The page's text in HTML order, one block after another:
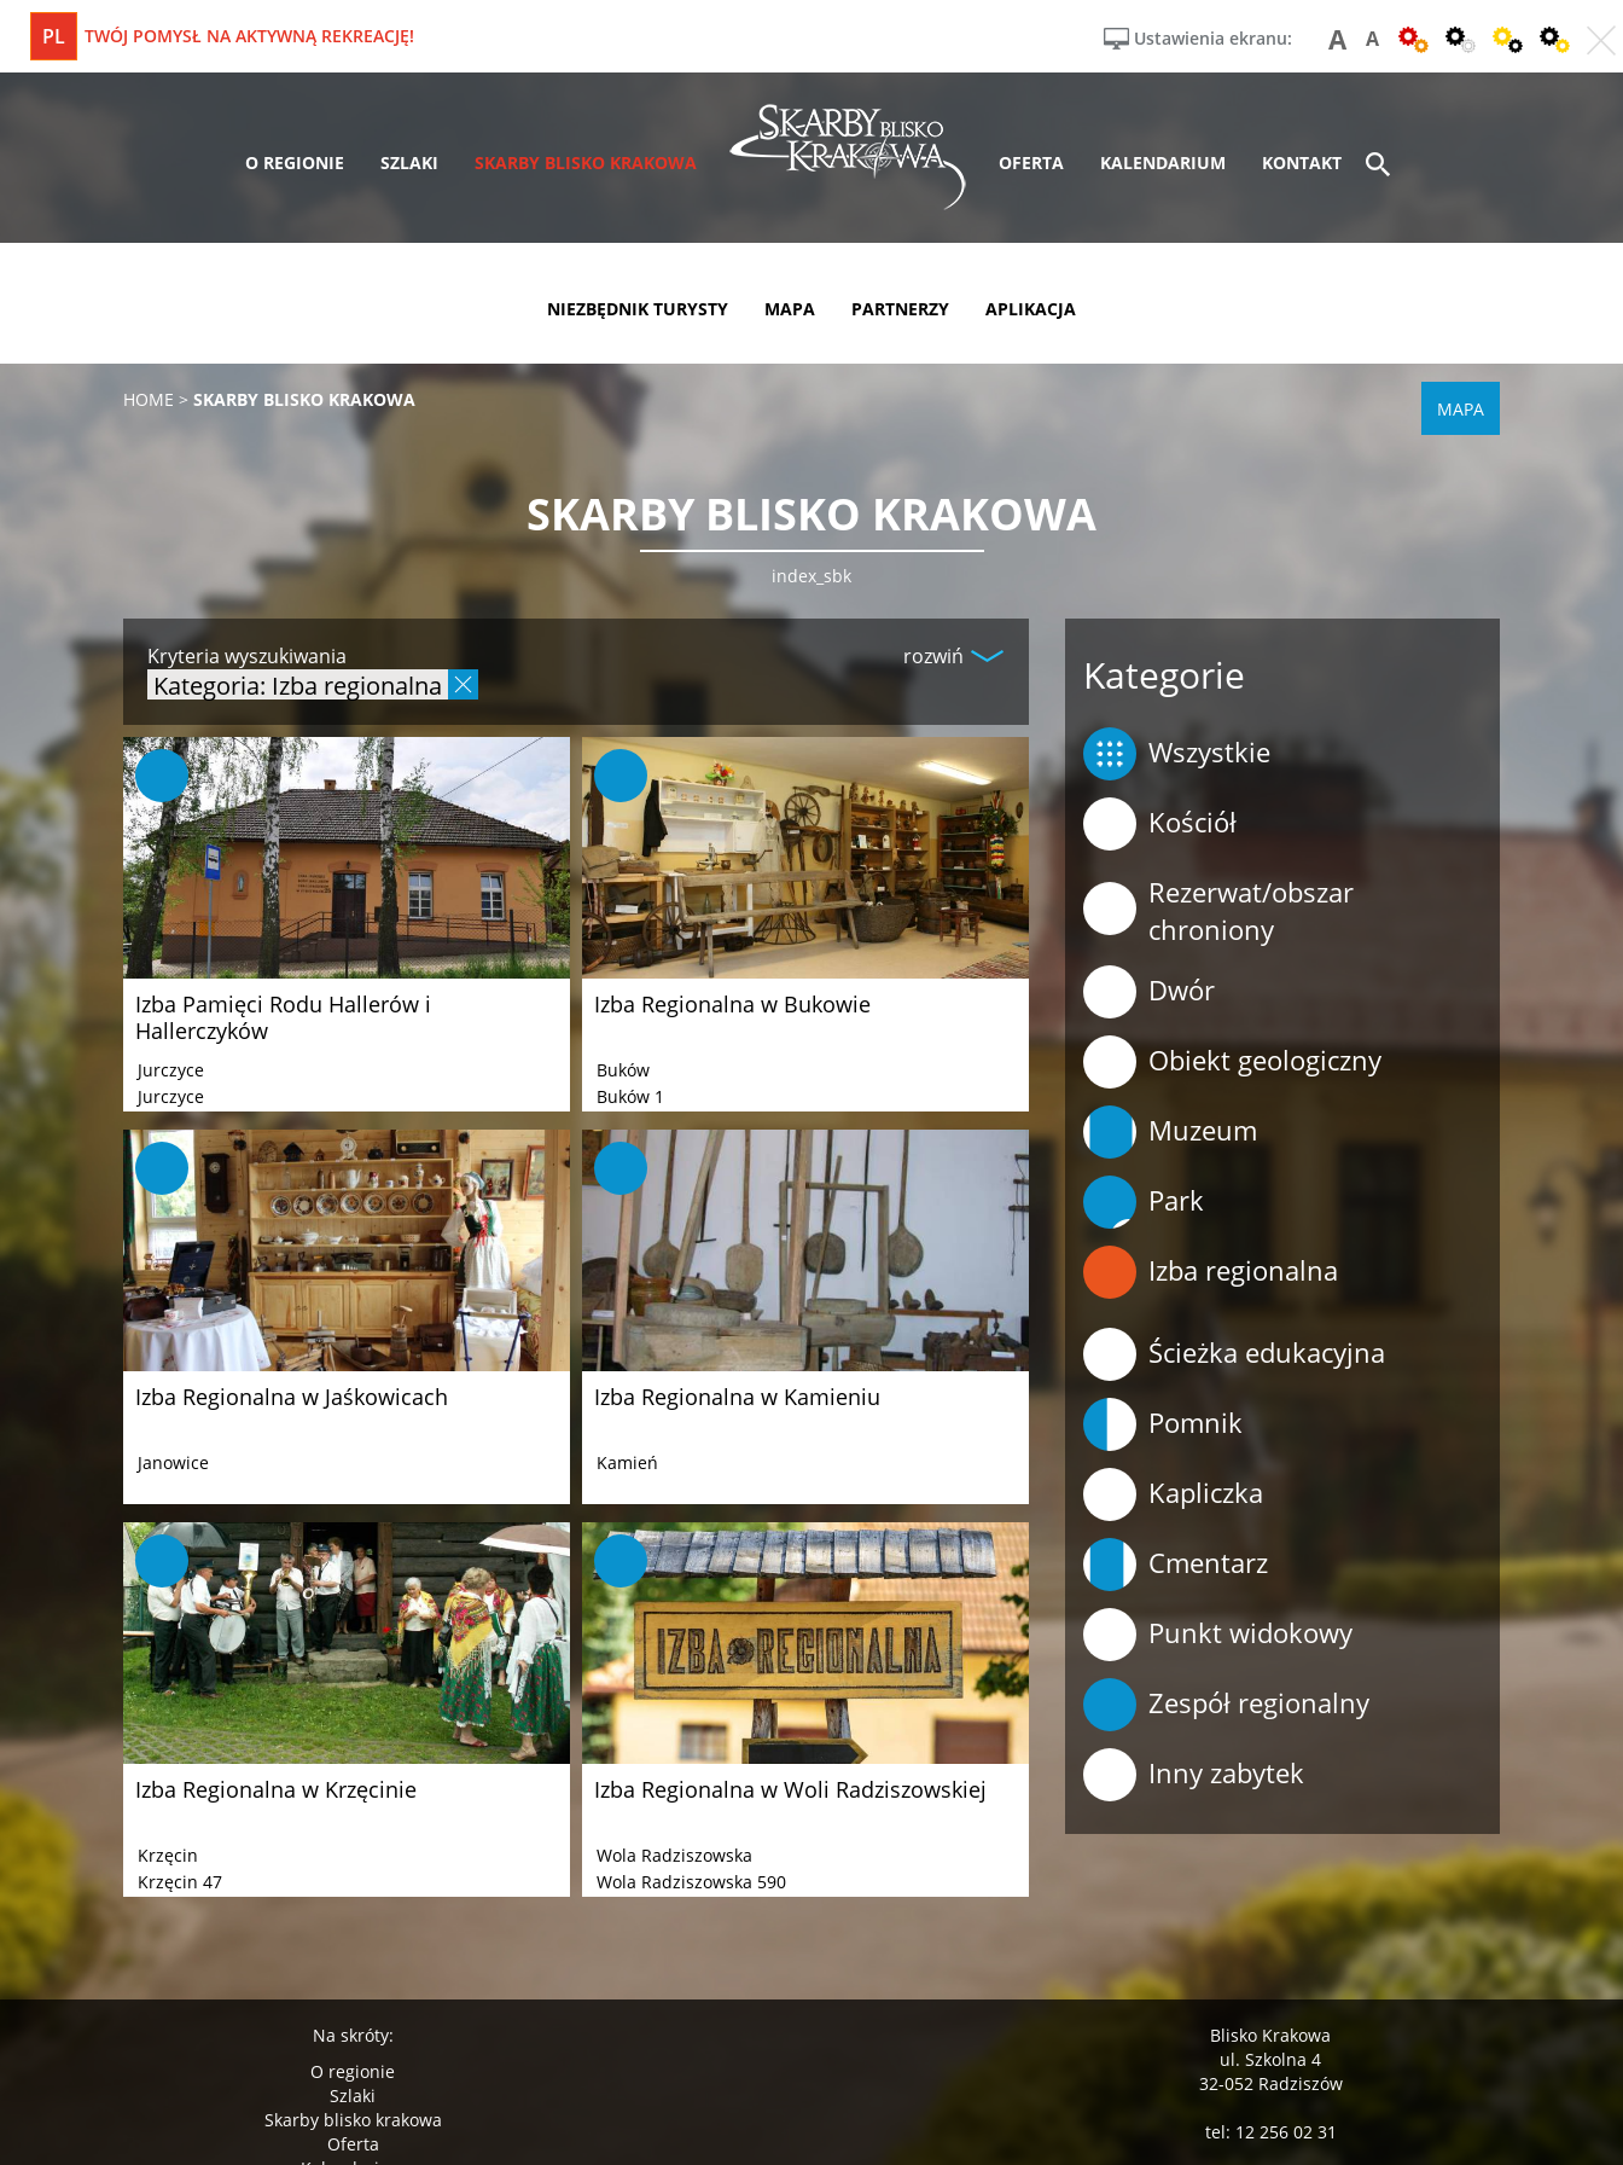
PL TWÓJ POMYSŁ NA AKTYWNĄ REKREACJĘ! Ustawienia ekranu: A A
O REGIONIE SZLAKI SKARBY BLISKO KRAKOWA OFERTA KALENDARIUM KONTAKT
NIEZBĘDNIK TURYSTY MAPA PARTNERZY APLIKACJA
HOME > SKARBY BLISKO KRAKOWA MAPA
SKARBY BLISKO KRAKOWA
index_sbk
rozwiń
Kryteria wyszukiwania
Kategoria: Izba regionalna
Izba Pamięci Rodu Hallerów i
Hallerczyków
Jurczyce
Jurczyce
Izba Regionalna w Bukowie
Buków
Buków 1
Izba Regionalna w Jaśkowicach
Janowice
Izba Regionalna w Kamieniu
Kamień
Izba Regionalna w Krzęcinie
Krzęcin
Krzęcin 47
Izba Regionalna w Woli Radziszowskiej
Wola Radziszowska
Wola Radziszowska 590
Kategorie
Wszystkie
Kościół
Rezerwat/obszar
chroniony
Dwór
Obiekt geologiczny
Muzeum
Park
Izba regionalna
Ścieżka edukacyjna
Pomnik
Kapliczka
Cmentarz
Punkt widokowy
Zespół regionalny
Inny zabytek
Na skróty:
O regionie
Szlaki
Skarby blisko krakowa
Oferta
Blisko Krakowa
ul. Szkolna 4
32-052 Radziszów
tel: 12 256 02 31